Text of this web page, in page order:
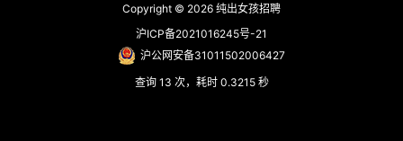
Copyright © 2026 纯出女孩招聘
沪ICP备2021016245号-21
沪公网安备31011502006427
查询 13 次，耗时 0.3215 秒